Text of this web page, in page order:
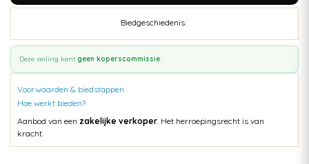
Biedgeschiedenis:
Deze veiling kent geen koperscommissie.
Voorwaarden & biedstappen
Hoe werkt bieden?
Aanbod van een zakelijke verkoper . Het herroepingsrecht is van
kracht.